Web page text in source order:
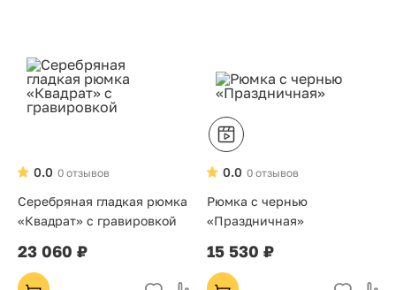
0 отзывов
0.0
Серебряная гладкая рюмка
«Квадрат» с гравировкой
23 060 ₽
0 отзывов
0.0
Рюмка с чернью
«Праздничная»
15 530 ₽